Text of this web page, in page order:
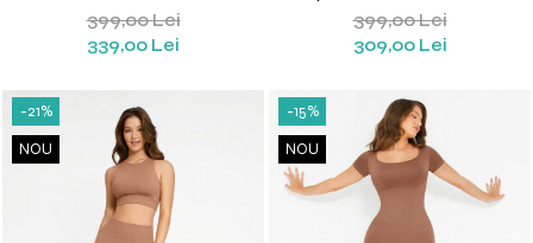
399,00 Lei
339,00 Lei
399,00 Lei
309,00 Lei
-21%
NOU
-15%
NOU